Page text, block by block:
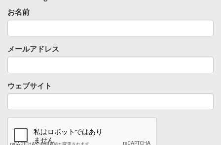
お名前
メールアドレス
ウェブサイト